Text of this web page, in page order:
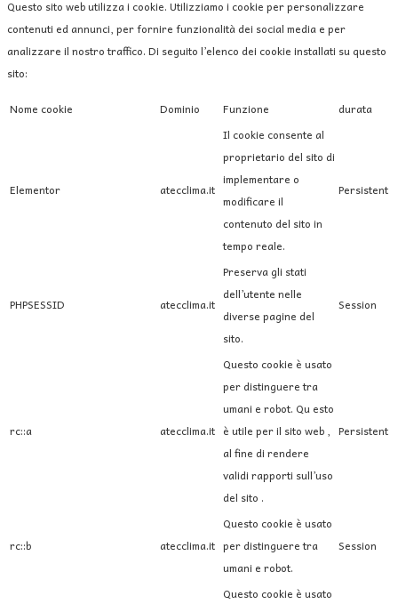
Questo sito web utilizza i cookie. Utilizziamo i cookie per personalizzare
contenuti ed annunci, per fornire funzionalità dei social media e per
analizzare il nostro traffico. Di seguito l’elenco dei cookie installati su questo
sito:
Nome cookie
Dominio Funzione durata
Elementor atecclima.it
Il cookie consente al
proprietario del sito di
implementare o
modificare il
contenuto del sito in
tempo reale.
Persistent
PHPSESSID atecclima.it
Preserva gli stati
dell’utente nelle
diverse pagine del
sito.
Session
rc::a atecclima.it
Questo cookie è usato
per distinguere tra
umani e robot. Qu esto
è utile per il sito web ,
al fine di rendere
validi rapporti sull’uso
del sito .
Persistent
rc::b atecclima.it
Questo cookie è usato
per distinguere tra
umani e robot.
Session
Questo cookie è usato